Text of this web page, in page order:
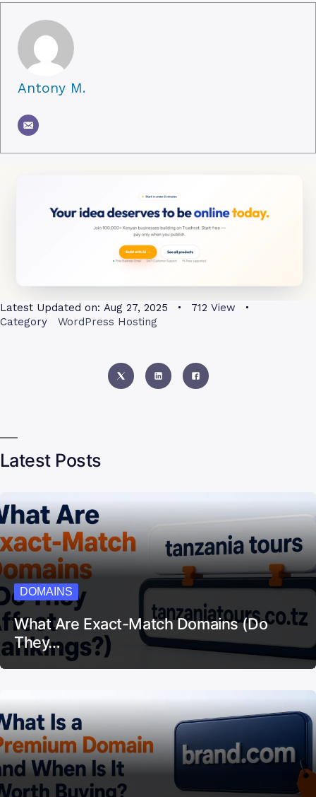
Antony M.
Latest Updated on: Aug 27, 2025 712 View
Category
WordPress Hosting
Latest Posts
DOMAINS
What Are Exact-Match Domains (Do
They…